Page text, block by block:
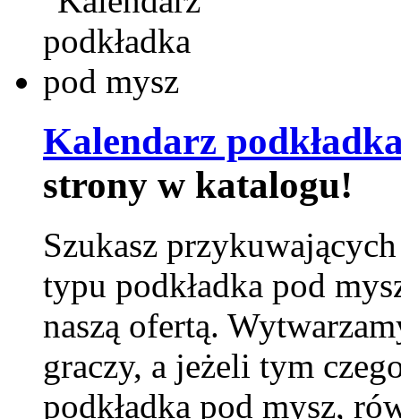
Kalendarz
strony w katalogu!
Szukasz
typu podkładka pod
naszą ofertą.
graczy, a jeżeli tym
podkładka pod mysz,